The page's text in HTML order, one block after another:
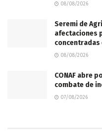
08/08/2026
Seremi de
afectaciones
08/08/2026
CONAF abre
combate de
07/08/2026